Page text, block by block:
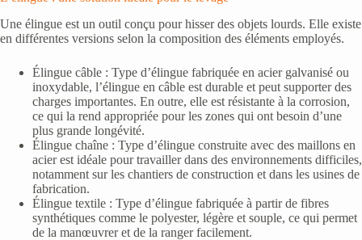
Une élingue est un outil conçu pour hisser des objets lourds. Elle existe
en différentes versions selon la composition des éléments employés.
Élingue câble : Type d’élingue fabriquée en acier galvanisé ou
inoxydable, l’élingue en câble est durable et peut supporter des
charges importantes. En outre, elle est résistante à la corrosion,
ce qui la rend appropriée pour les zones qui ont besoin d’une
plus grande longévité.
Élingue chaîne : Type d’élingue construite avec des maillons en
acier est idéale pour travailler dans des environnements difficiles,
notamment sur les chantiers de construction et dans les usines de
fabrication.
Élingue textile : Type d’élingue fabriquée à partir de fibres
synthétiques comme le polyester, légère et souple, ce qui permet
de la manœuvrer et de la ranger facilement.